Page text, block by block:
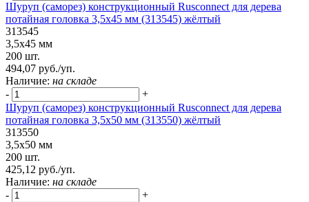
Шуруп (саморез) конструкционный Rusconnect для дерева
потайная головка 3,5х45 мм (313545) жёлтый
313545
3,5х45 мм
200 шт.
494,07 руб./уп.
Наличие: на складе
-
+
Шуруп (саморез) конструкционный Rusconnect для дерева
потайная головка 3,5х50 мм (313550) жёлтый
313550
3,5х50 мм
200 шт.
425,12 руб./уп.
Наличие: на складе
-
+